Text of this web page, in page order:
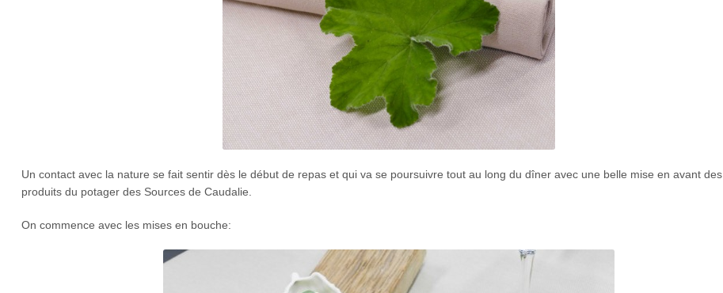
Un contact avec la nature se fait sentir dès le début de repas et qui va se poursuivre tout au long du dîner avec une belle mise en avant des
produits du potager des Sources de Caudalie.
On commence avec les mises en bouche: